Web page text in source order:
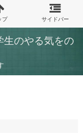
のやる気をの